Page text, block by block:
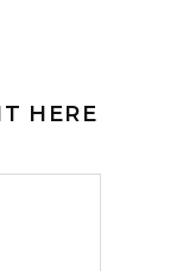
HERE